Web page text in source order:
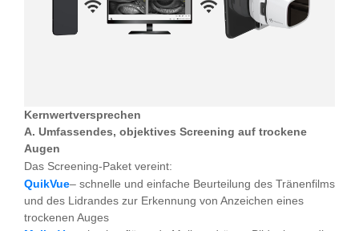
Kernwertversprechen
A. Umfassendes, objektives Screening auf trockene
Augen
Das Screening-Paket vereint:
QuikVue– schnelle und einfache Beurteilung des Tränenfilms
und des Lidrandes zur Erkennung von Anzeichen eines
trockenen Auges